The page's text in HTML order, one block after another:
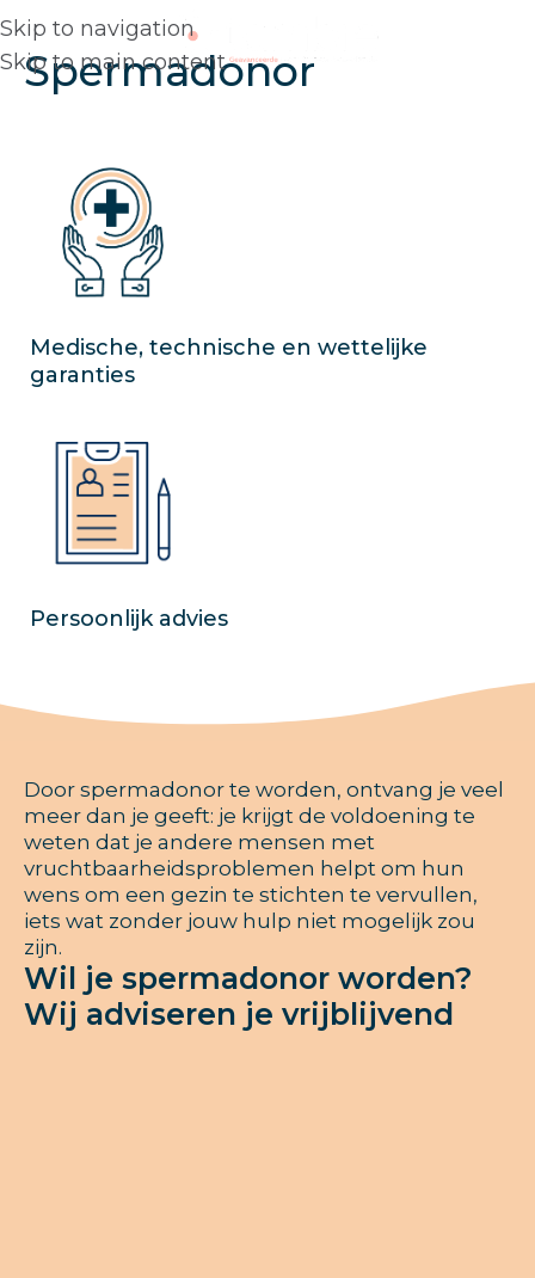
Skip to navigation
Skip to main content
Spermadonor
Medische, technische en wettelijke
garanties
Persoonlijk advies
Door spermadonor te worden, ontvang je veel
meer dan je geeft: je krijgt de voldoening te
weten dat je andere mensen met
vruchtbaarheidsproblemen helpt om hun
wens om een gezin te stichten te vervullen,
iets wat zonder jouw hulp niet mogelijk zou
zijn.
Wil je spermadonor worden?
Wij adviseren je vrijblijvend